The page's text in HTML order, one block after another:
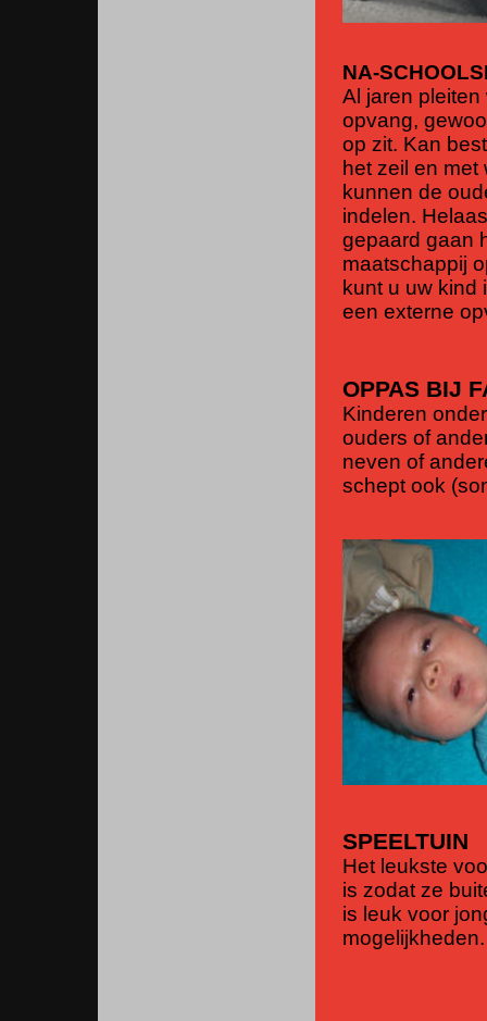
NA-
Al jaren
opvang,
op zit. Kan
het zeil en
kunnen de
indelen.
gepaard gaan
maatschappij
kunt u uw kind
een externe
OPPAS BIJ
Kinderen
ouders of
neven of
schept ook
SPEELTUIN
Het leukste
is zodat ze
is leuk voor
mogelijkheden.